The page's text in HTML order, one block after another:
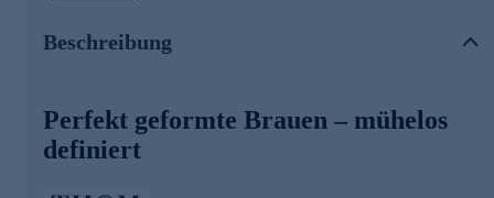
Glycerinist ein hervorragender Feuchtigkeitsspender,
der die Haut hydratisiert und weich hält, indem es
Feuchtigkeit anzieht.
Beschreibung
Perfekt geformte Brauen – mühelos
definiert